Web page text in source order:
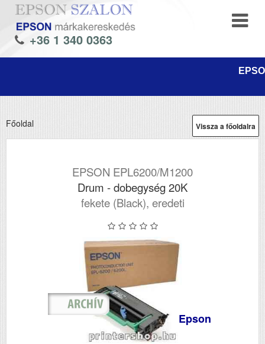
+36 1 340 0363
Vissza a főoldalra
Főoldal
EPSON EPL6200/M1200
Drum - dobegység 20K
fekete (Black), eredeti
Epson